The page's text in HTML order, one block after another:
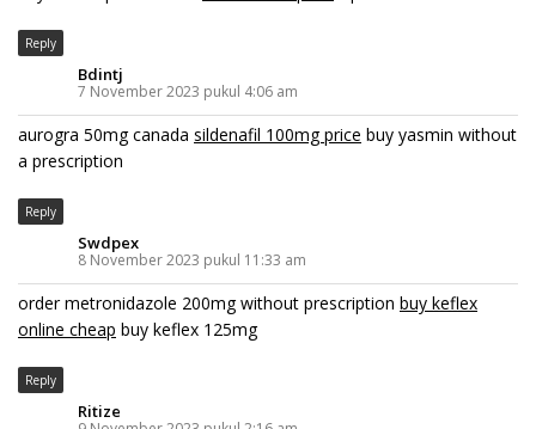
Reply
Bdintj
7 November 2023 pukul 4:06 am
aurogra 50mg canada sildenafil 100mg price buy yasmin without
a prescription
Reply
Swdpex
8 November 2023 pukul 11:33 am
order metronidazole 200mg without prescription buy keflex
online cheap buy keflex 125mg
Reply
Ritize